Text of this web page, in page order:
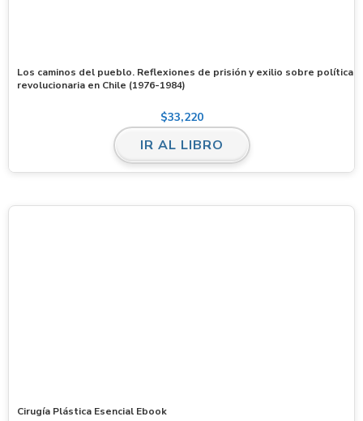
Los caminos del pueblo. Reflexiones de prisión y exilio sobre política
revolucionaria en Chile (1976-1984)
$33,220
IR AL LIBRO
Cirugía Plástica Esencial Ebook